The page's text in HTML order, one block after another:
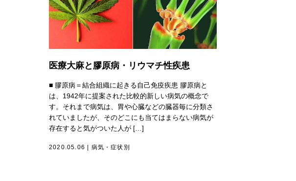
医療大麻と膠原病・リウマチ性疾患
■ 膠原病＝結合組織に起きる自己免疫疾患 膠原病と
は、1942年に提案された比較的新しい病気の概念で
す。それまで病気は、胃や心臓などの臓器毎に分類さ
れていましたが、そのどこにも当てはまらない病気が
存在すると気がついた人が […]
2020.05.06 病気・症状別